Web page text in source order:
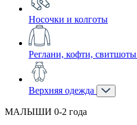
Носочки и колготы
Реглани, кофти, свитшоты
Верхняя одежда
МАЛЫШИ 0-2 года